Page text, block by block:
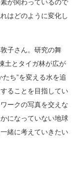
が関わっているので
はどのように変化し
子さん。研究の舞
土とタイガ林が広が
ち”を変える水を追
ることを目指してい
ークの写真を交えな
になっていない地球
緒に考えていきたい